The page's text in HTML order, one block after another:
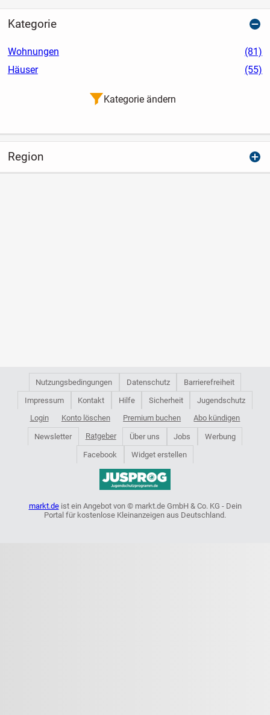
Kategorie
Wohnungen
(81)
Häuser
(55)
Kategorie ändern
Region
Nutzungsbedingungen Datenschutz
Barrierefreiheit
Impressum
Kontakt Hilfe Sicherheit
Jugendschutz
Login
Konto löschen Premium buchen Abo kündigen
Newsletter Ratgeber Über uns Jobs
Werbung
Facebook
Widget erstellen
markt.deist ein Angebot von © markt.de GmbH & Co. KG - Dein
Portal für kostenlose Kleinanzeigen aus Deutschland.